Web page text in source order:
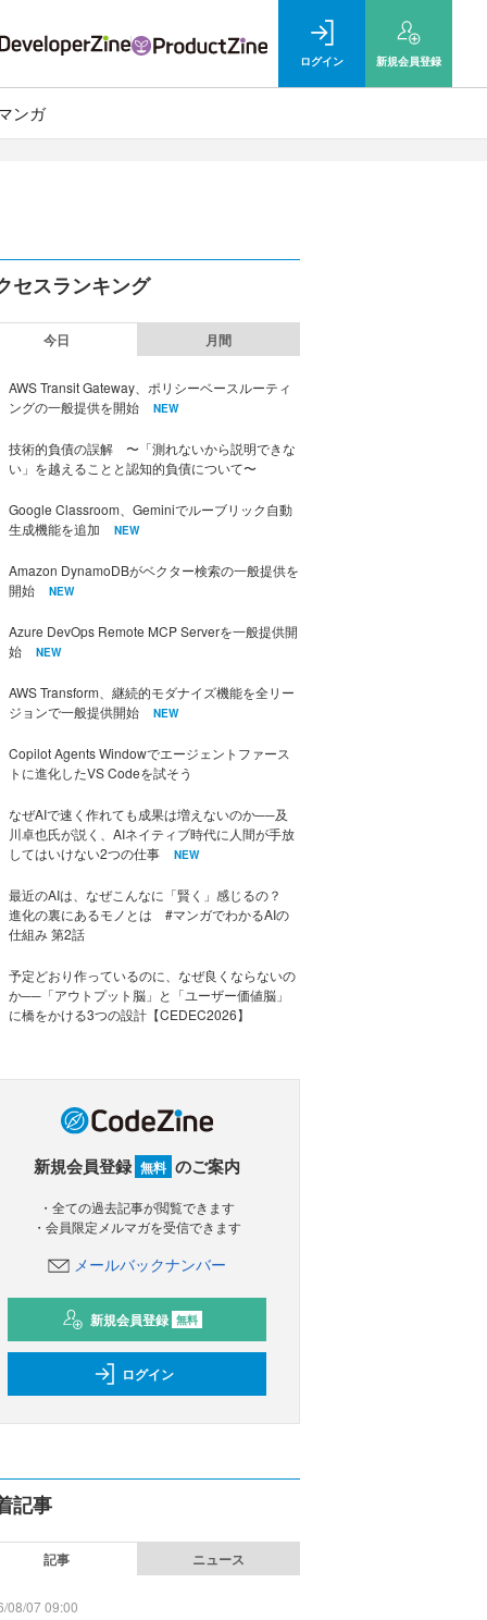
ログイン 新規会員登録
ンガ
セスランキング
今日 月間
AWS Transit Gateway、ポリシーベースルーティ
ングの一般提供を開始
NEW
技術的負債の誤解 〜「測れないから説明できな
い」を越えることと認知的負債について〜
Google Classroom、Geminiでルーブリック自動
生成機能を追加
NEW
Amazon DynamoDBがベクター検索の一般提供を
開始
NEW
Azure DevOps Remote MCP Serverを一般提供開
始
NEW
AWS Transform、継続的モダナイズ機能を全リー
ジョンで一般提供開始
NEW
Copilot Agents Windowでエージェントファース
トに進化したVS Codeを試そう
なぜAIで速く作れても成果は増えないのか──及
川卓也氏が説く、AIネイティブ時代に人間が手放
してはいけない2つの仕事
NEW
最近のAIは、なぜこんなに「賢く」感じるの？
進化の裏にあるモノとは #マンガでわかるAIの
仕組み 第2話
予定どおり作っているのに、なぜ良くならないの
か──「アウトプット脳」と「ユーザー価値脳」
に橋をかける3つの設計【CEDEC2026】
新規会員登録 無料 のご案内
・全ての過去記事が閲覧できます
・会員限定メルマガを受信できます
メールバックナンバー
新規会員登録 無料
ログイン
記事
記事 ニュース
08/07 09:00